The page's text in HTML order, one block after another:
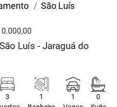
São Luís
Luís - Jaraguá do
3
1
1
0